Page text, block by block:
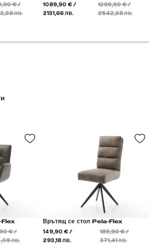
Flex
€ /
лв.
Врътящ се стол Pela-Flex
149,90 € /
293,18 лв.
189,90 € /
371,41 лв.
€ /
лв.
1089,90 € /
2131,66 лв.
1299,90 € /
2542,38 лв.